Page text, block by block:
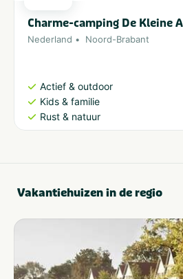
Charme-camping De Kleine
Nederland Noord-Brabant
Actief & outdoor
Kids & familie
Rust & natuur
Vakantiehuizen in de regio